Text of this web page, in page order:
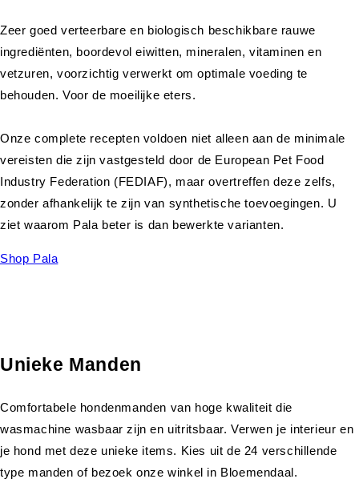
Zeer goed verteerbare en biologisch beschikbare rauwe
ingrediënten, boordevol eiwitten, mineralen, vitaminen en
vetzuren, voorzichtig verwerkt om optimale voeding te
behouden. Voor de moeilijke eters.
Onze complete recepten voldoen niet alleen aan de minimale
vereisten die zijn vastgesteld door de European Pet Food
Industry Federation (FEDIAF), maar overtreffen deze zelfs,
zonder afhankelijk te zijn van synthetische toevoegingen. U
ziet waarom Pala beter is dan bewerkte varianten.
Shop Pala
Unieke Manden
Comfortabele hondenmanden van hoge kwaliteit die
wasmachine wasbaar zijn en uitritsbaar. Verwen je interieur en
je hond met deze unieke items. Kies uit de 24 verschillende
type manden of bezoek onze winkel in Bloemendaal.